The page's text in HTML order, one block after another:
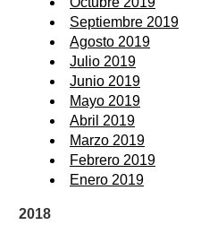
Septiembre 2019
Agosto 2019
Julio 2019
Junio 2019
Mayo 2019
Abril 2019
Marzo 2019
Febrero 2019
Enero 2019
2018